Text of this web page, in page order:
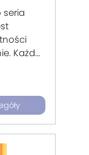
seria
Każda